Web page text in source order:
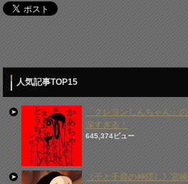
人気記事TOP15
「クレヨンしんちゃん」
深すぎる！
645,374ビュー
《千と千尋の神隠し》宮